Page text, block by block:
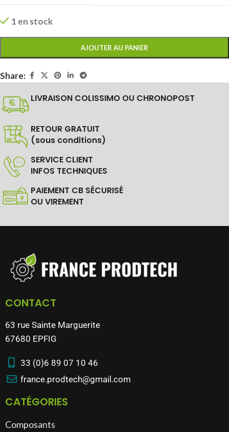
1 en stock
AJOUTER AU PANIER
Share:
LIVRAISON COLISSIMO OU CHRONOPOST
RETOUR GRATUIT
(sous conditions)
SERVICE CLIENT
INFOS TECHNIQUES
PAIEMENT CB SÉCURISÉ
OU VIREMENT
CONTACT
63 rue Sainte Marguerite
67680 EPFIG
33 (0)6 89 07 10 46
france.prodtech@gmail.com
CATÉGORIES
Composants